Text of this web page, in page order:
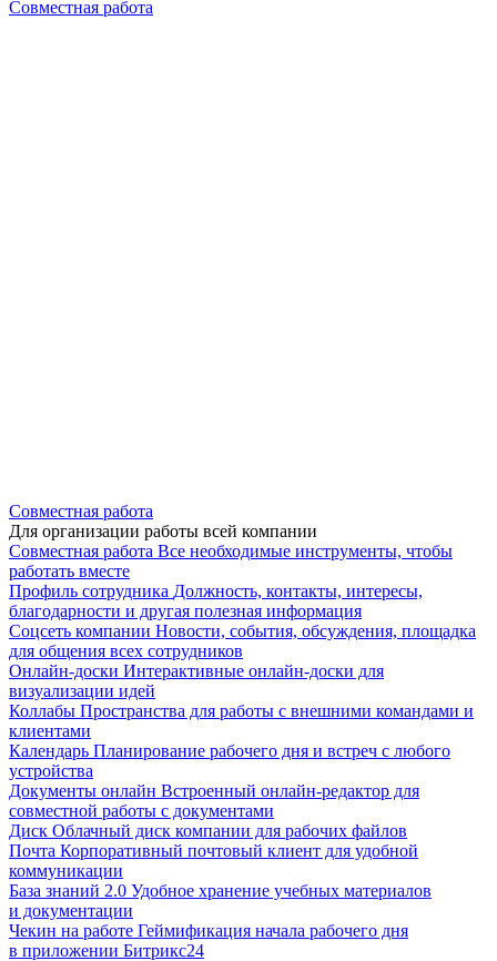
Совместная работа
Совместная работа
Для организации работы всей компании
Совместная работа Все необходимые инструменты, чтобы
работать вместе
Профиль сотрудника Должность, контакты, интересы,
благодарности и другая полезная информация
Соцсеть компании Новости, события, обсуждения, площадка
для общения всех сотрудников
Онлайн-доски Интерактивные онлайн-доски для
визуализации идей
Коллабы Пространства для работы с внешними командами и
клиентами
Календарь Планирование рабочего дня и встреч с любого
устройства
Документы онлайн Встроенный онлайн-редактор для
совместной работы с документами
Диск Облачный диск компании для рабочих файлов
Почта Корпоративный почтовый клиент для удобной
коммуникации
База знаний 2.0 Удобное хранение учебных материалов
и документации
Чекин на работе Геймификация начала рабочего дня
в приложении Битрикс24